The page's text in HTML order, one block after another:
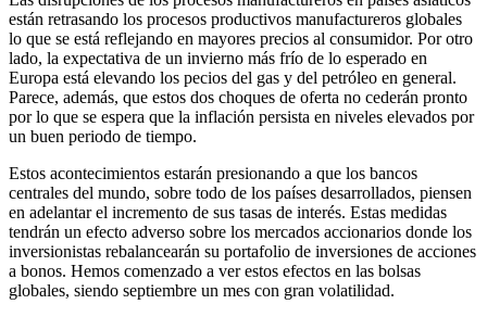
están retrasando los procesos productivos manufactureros globales
lo que se está reflejando en mayores precios al consumidor. Por otro
lado, la expectativa de un invierno más frío de lo esperado en
Europa está elevando los pecios del gas y del petróleo en general.
Parece, además, que estos dos choques de oferta no cederán pronto
por lo que se espera que la inflación persista en niveles elevados por
un buen periodo de tiempo.
Estos acontecimientos estarán presionando a que los bancos
centrales del mundo, sobre todo de los países desarrollados, piensen
en adelantar el incremento de sus tasas de interés. Estas medidas
tendrán un efecto adverso sobre los mercados accionarios donde los
inversionistas rebalancearán su portafolio de inversiones de acciones
a bonos. Hemos comenzado a ver estos efectos en las bolsas
globales, siendo septiembre un mes con gran volatilidad.